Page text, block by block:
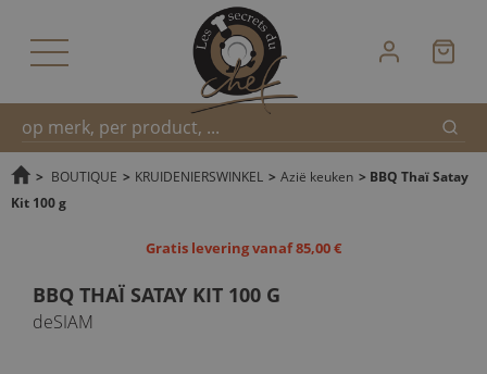
Snel
> BOUTIQUE > KRUIDENIERSWINKEL > Azië keuken > BBQ Thaï Satay
Kit 100 g
Gratis levering vanaf 85,00 €
BBQ THAÏ SATAY KIT 100 G
deSIAM